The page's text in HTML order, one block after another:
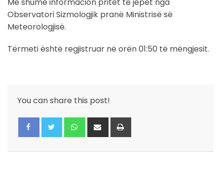
Observatori Sizmologjik pranë Ministrisë së
Meteorologjisë.
Tërmeti është regjistruar në orën 01:50 të mëngjesit.
You can share this post!
Whatsapp
Share
via